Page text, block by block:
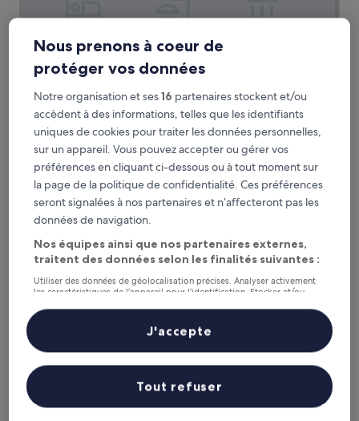
Sipadan Inn 3
Sipadan Inn 3
Hébergement
2.5 étoiles
Semporna
6.4
sur
(7 avis)
6,4/10 (7 avis)
nouveau
prix
de
taxes et frais compris
4 sept. - 5 sept.
Wing Tat Grand Hotel
Nous prenons à coeur de
protéger vos données
Notre organisation et ses16 partenaires stockent et/ou
accèdent à des informations, telles que les identifiants
uniques de cookies pour traiter les données personnelles,
sur un appareil. Vous pouvez accepter ou gérer vos
préférences en cliquant ci-dessous ou à tout moment sur
la page de la politique de confidentialité. Ces préférences
seront signalées à nos partenaires et n’affecteront pas les
données de navigation.
Nos équipes ainsi que nos partenaires externes,
traitent des données selon les finalités suivantes :
Utiliser des données de géolocalisation précises. Analyser activement
les caractéristiques de l’appareil pour l’identification. Stocker et/ou
personnalisés, mesure de performance des publicités et du contenu,
études d’audience et développement de services.
Liste de nos partenaires (fournisseurs)
Tout refuser
J'accepte